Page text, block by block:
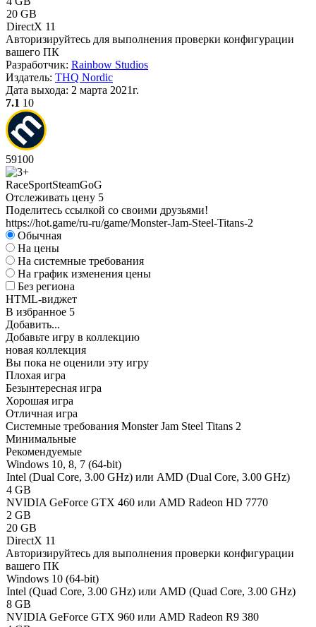
20 GB
DirectX 11
Авторизируйтесь для выполнения проверки конфигурации
вашего ПК
Разработчик: Rainbow Studios
Издатель: THQ Nordic
Дата выхода: 2 марта 2021г.
7.1 10
59100
RaceSportSteamGoG
Отслеживать цену 5
Поделитесь ссылкой со своими друзьями!
https://hot.game/ru-ru/game/Monster-Jam-Steel-Titans-2
Обычная
На цены
На системные требования
На график изменения цены
Без региона
HTML-виджет
В избранное 5
Добавить...
Добавьте игру в коллекцию
новая коллекция
Вы пока не оценили эту игру
Плохая игра
Безынтересная игра
Хорошая игра
Отличная игра
Системные требования Monster Jam Steel Titans 2
Минимальные
Рекомендуемые
Windows 10, 8, 7 (64-bit)
Intel (Dual Core, 3.00 GHz) или AMD (Dual Core, 3.00 GHz)
4 GB
NVIDIA GeForce GTX 460 или AMD Radeon HD 7770
2 GB
20 GB
DirectX 11
Авторизируйтесь для выполнения проверки конфигурации
вашего ПК
Windows 10 (64-bit)
Intel (Quad Сore, 3.00 GHz) или AMD (Quad Core, 3.00 GHz)
8 GB
NVIDIA GeForce GTX 960 или AMD Radeon R9 380